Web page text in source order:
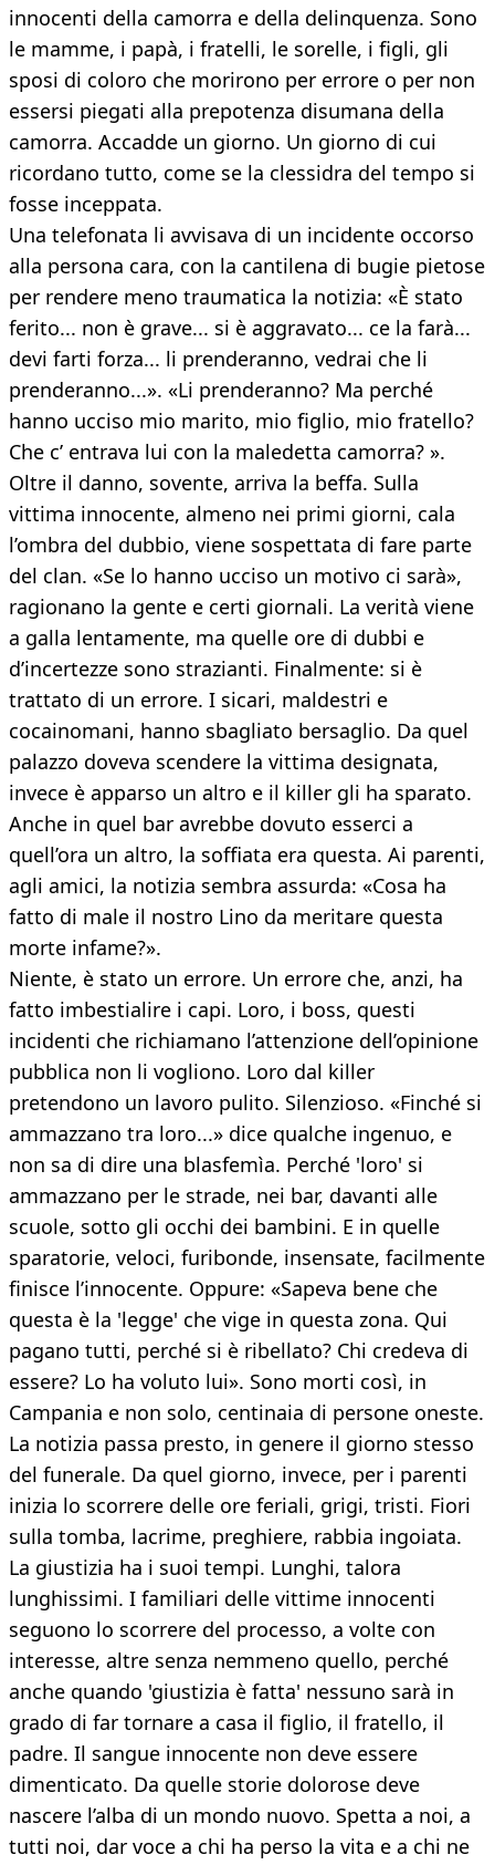
innocenti della camorra e della delinquenza. Sono
le mamme, i papà, i fratelli, le sorelle, i figli, gli
sposi di coloro che morirono per errore o per non
essersi piegati alla prepotenza disumana della
camorra. Accadde un giorno. Un giorno di cui
ricordano tutto, come se la clessidra del tempo si
fosse inceppata.
Una telefonata li avvisava di un incidente occorso
alla persona cara, con la cantilena di bugie pietose
per rendere meno traumatica la notizia: «È stato
ferito... non è grave... si è aggravato... ce la farà...
devi farti forza... li prenderanno, vedrai che li
prenderanno...». «Li prenderanno? Ma perché
hanno ucciso mio marito, mio figlio, mio fratello?
Che c’ entrava lui con la maledetta camorra? ».
Oltre il danno, sovente, arriva la beffa. Sulla
vittima innocente, almeno nei primi giorni, cala
l’ombra del dubbio, viene sospettata di fare parte
del clan. «Se lo hanno ucciso un motivo ci sarà»,
ragionano la gente e certi giornali. La verità viene
a galla lentamente, ma quelle ore di dubbi e
d’incertezze sono strazianti. Finalmente: si è
trattato di un errore. I sicari, maldestri e
cocainomani, hanno sbagliato bersaglio. Da quel
palazzo doveva scendere la vittima designata,
invece è apparso un altro e il killer gli ha sparato.
Anche in quel bar avrebbe dovuto esserci a
quell’ora un altro, la soffiata era questa. Ai parenti,
agli amici, la notizia sembra assurda: «Cosa ha
fatto di male il nostro Lino da meritare questa
morte infame?».
Niente, è stato un errore. Un errore che, anzi, ha
fatto imbestialire i capi. Loro, i boss, questi
incidenti che richiamano l’attenzione dell’opinione
pubblica non li vogliono. Loro dal killer
pretendono un lavoro pulito. Silenzioso. «Finché si
ammazzano tra loro...» dice qualche ingenuo, e
non sa di dire una blasfemìa. Perché 'loro' si
ammazzano per le strade, nei bar, davanti alle
scuole, sotto gli occhi dei bambini. E in quelle
sparatorie, veloci, furibonde, insensate, facilmente
finisce l’innocente. Oppure: «Sapeva bene che
questa è la 'legge' che vige in questa zona. Qui
pagano tutti, perché si è ribellato? Chi credeva di
essere? Lo ha voluto lui». Sono morti così, in
Campania e non solo, centinaia di persone oneste.
La notizia passa presto, in genere il giorno stesso
del funerale. Da quel giorno, invece, per i parenti
inizia lo scorrere delle ore feriali, grigi, tristi. Fiori
sulla tomba, lacrime, preghiere, rabbia ingoiata.
La giustizia ha i suoi tempi. Lunghi, talora
lunghissimi. I familiari delle vittime innocenti
seguono lo scorrere del processo, a volte con
interesse, altre senza nemmeno quello, perché
anche quando 'giustizia è fatta' nessuno sarà in
grado di far tornare a casa il figlio, il fratello, il
padre. Il sangue innocente non deve essere
dimenticato. Da quelle storie dolorose deve
nascere l’alba di un mondo nuovo. Spetta a noi, a
tutti noi, dar voce a chi ha perso la vita e a chi ne